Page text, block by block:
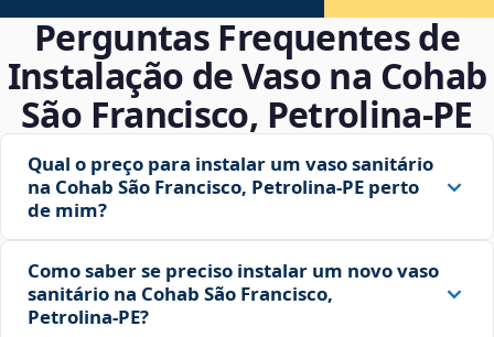
Perguntas Frequentes de
Instalação de Vaso na Cohab
São Francisco, Petrolina‑PE
Qual o preço para instalar um vaso sanitário
na Cohab São Francisco, Petrolina‑PE perto
de mim?
Como saber se preciso instalar um novo vaso
sanitário na Cohab São Francisco,
Petrolina‑PE?